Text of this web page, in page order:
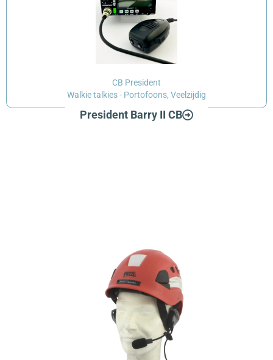
CB President
Walkie talkies - Portofoons, Veelzijdig
President Barry II CB